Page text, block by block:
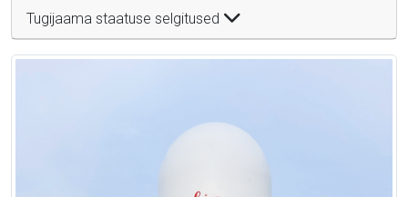
Tugijaama staatuse selgitused